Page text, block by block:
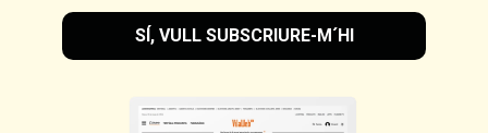
SÍ, VULL SUBSCRIURE-M´HI